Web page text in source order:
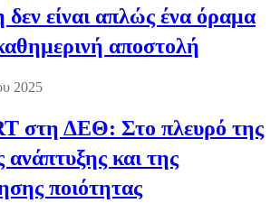
δεν είναι απλώς ένα όραμα
αποστολή
2025
στη ΔΕΘ: Στο πλευρό της
ανάπτυξης και της
ποιότητας